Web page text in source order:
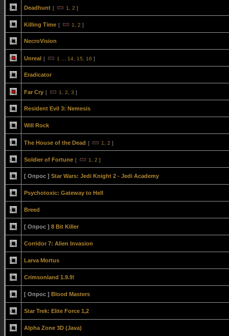
Deadhunt [ 1 2 ]
Killing Time [ 1 2 ]
NecroVision
Unreal [ 1 14 15 16 ]
Eradicator
Far Cry [ 1 2 3 ]
Resident Evil 3: Nemesis
Will Rock
The House of the Dead [ 1 2 ]
Soldier of Fortune [ 1 2 ]
[ Опрос ] Star Wars: Jedi Knight 2 - Jedi Academy
Psychotoxic: Gateway to Hell
Breed
[ Опрос ] 8 Bit Killer
Corridor 7: Alien Invasion
Larva Mortus
Crimsonland 1.9.9!
[ Опрос ] Blood Masters
Star Trek: Elite Force 1,2
Alpha Zone 3D (Java)